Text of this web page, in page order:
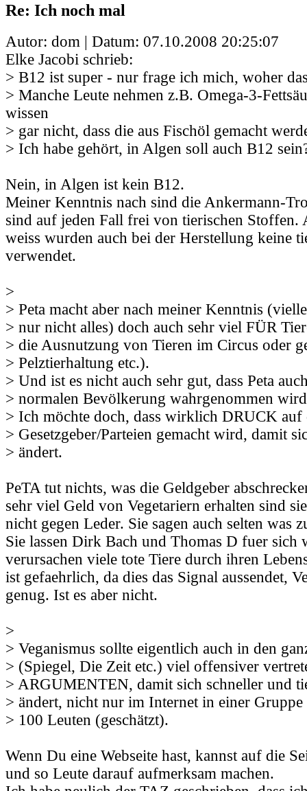
Re: Ich noch mal
Autor: dom | Datum: 07.10.2008 20:25:07
Elke Jacobi schrieb:
> B12 ist super - nur frage ich mich, woher
> Manche Leute nehmen z.B. Omega-3-
wissen
> gar nicht, dass die aus Fischöl gemacht
> Ich habe gehört, in Algen soll auch B12
Nein, in Algen ist kein B12.
Meiner Kenntnis nach sind die Ankermann-
sind auf jeden Fall frei von tierischen Stoffen.
weiss wurden auch bei der Herstellung keine
verwendet.
>
> Peta macht aber nach meiner Kenntnis
> nur nicht alles) doch auch sehr viel FÜR
> die Ausnutzung von Tieren im Circus oder
> Pelztierhaltung etc.).
> Und ist es nicht auch sehr gut, dass Peta
> normalen Bevölkerung wahrgenommen
> Ich möchte doch, dass wirklich DRUCK auf
> Gesetzgeber/Parteien gemacht wird, damit
> ändert.
PeTA tut nichts, was die Geldgeber
sehr viel Geld von Vegetariern erhalten sind
nicht gegen Leder. Sie sagen auch selten was
Sie lassen Dirk Bach und Thomas D fuer sich
verursachen viele tote Tiere durch ihren
ist gefaehrlich, da dies das Signal aussendet,
genug. Ist es aber nicht.
>
> Veganismus sollte eigentlich auch in den
> (Spiegel, Die Zeit etc.) viel offensiver
> ARGUMENTEN, damit sich schneller und
> ändert, nicht nur im Internet in einer
> 100 Leuten (geschätzt).
Wenn Du eine Webseite hast, kannst auf die
und so Leute darauf aufmerksam machen.